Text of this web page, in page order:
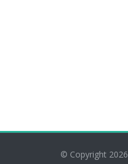
© Copyright 2026